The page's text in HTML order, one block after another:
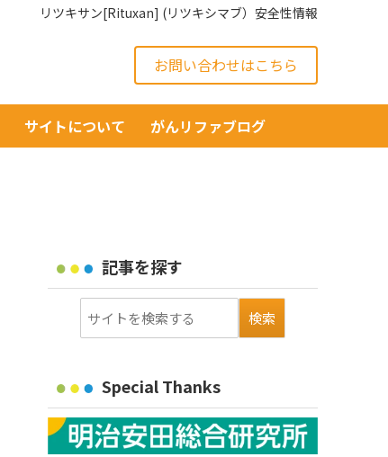
リツキサン[Rituxan] (リツキシマブ）安全性情報
お問い合わせはこちら
サイトについて がんリファブログ
記事を探す
Special Thanks